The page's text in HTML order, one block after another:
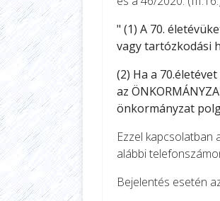
" (1) A 70.
vagy tartózkodási
(2) Ha a
az
önkormányzat
Ezzel kapcsolatban
alábbi
Bejelentés esetén